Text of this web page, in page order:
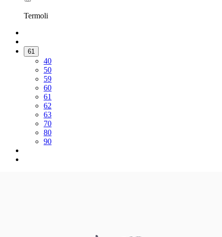
Termoli
61
40
50
59
60
61
62
63
70
80
90